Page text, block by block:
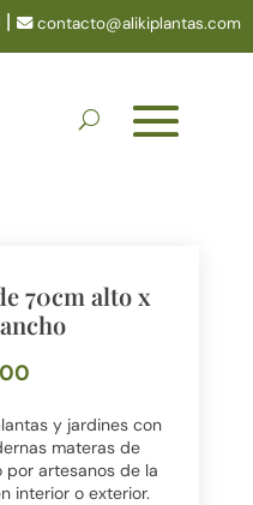
| contacto@alikiplantas.com
70cm alto x
y jardines con
materas de
por artesanos de la
interior o exterior.